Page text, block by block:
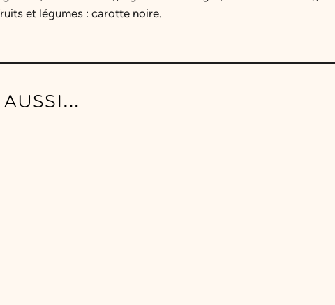
e
F
et légumes : carotte noire.
AUSSI…